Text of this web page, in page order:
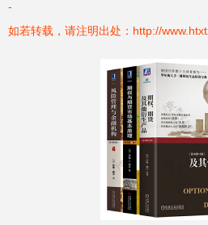
-
如若转载，请注明出处：http://